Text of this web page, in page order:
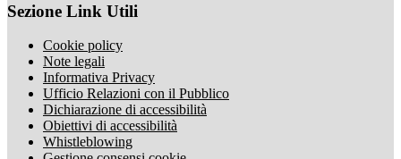
Sezione Link Utili
Cookie policy
Note legali
Informativa Privacy
Ufficio Relazioni con il Pubblico
Dichiarazione di accessibilità
Obiettivi di accessibilità
Whistleblowing